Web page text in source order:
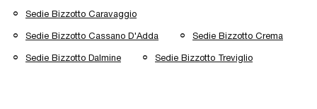
Sedie Bizzotto Caravaggio
Sedie Bizzotto Cassano D'Adda Sedie Bizzotto Crema
Sedie Bizzotto Dalmine Sedie Bizzotto Treviglio